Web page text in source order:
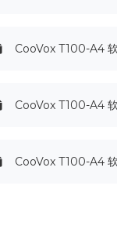
CooVox T100-A4
CooVox T100-A4
CooVox T100-A4